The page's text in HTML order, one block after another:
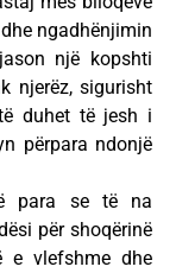
ngadhënjimin
një kopshti
njerëz, sigurisht
duhet të jesh i
përpara ndonjë
para se të na
për shoqërinë
e vlefshme dhe